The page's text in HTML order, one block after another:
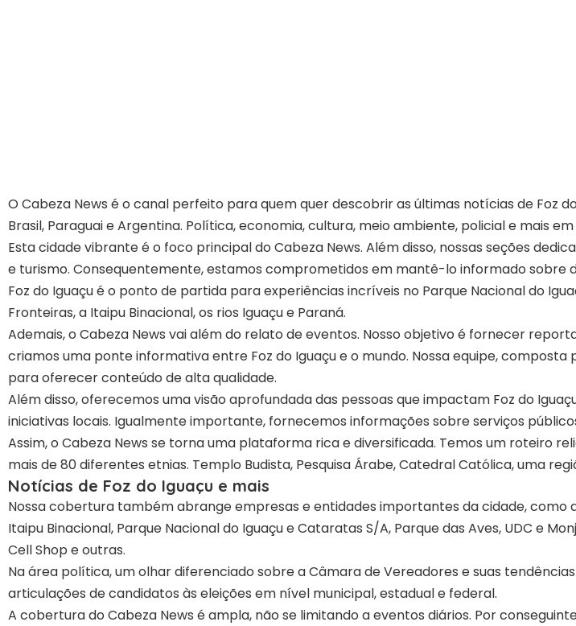
O Cabeza News é o canal perfeito para quem quer descobrir as últimas notícias de Foz
Brasil, Paraguai e Argentina. Política, economia, cultura, meio ambiente, policial e mais
Esta cidade vibrante é o foco principal do Cabeza News. Além disso, nossas seções
e turismo. Consequentemente, estamos comprometidos em mantê-lo informado sobre
Foz do Iguaçu é o ponto de partida para experiências incríveis no Parque Nacional do
Fronteiras, a Itaipu Binacional, os rios Iguaçu e Paraná.
Ademais, o Cabeza News vai além do relato de eventos. Nosso objetivo é fornecer
criamos uma ponte informativa entre Foz do Iguaçu e o mundo. Nossa equipe,
para oferecer conteúdo de alta qualidade.
Além disso, oferecemos uma visão aprofundada das pessoas que impactam Foz do
iniciativas locais. Igualmente importante, fornecemos informações sobre serviços
Assim, o Cabeza News se torna uma plataforma rica e diversificada. Temos um roteiro
mais de 80 diferentes etnias. Templo Budista, Pesquisa Árabe, Catedral Católica, uma
Notícias de Foz do Iguaçu e mais
Nossa cobertura também abrange empresas e entidades importantes da cidade, como
Itaipu Binacional, Parque Nacional do Iguaçu e Cataratas S/A, Parque das Aves, UDC e
Cell Shop e outras.
Na área política, um olhar diferenciado sobre a Câmara de Vereadores e suas
articulações de candidatos às eleições em nível municipal, estadual e federal.
A cobertura do Cabeza News é ampla, não se limitando a eventos diários. Por